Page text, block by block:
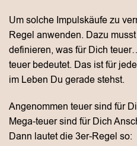
Um solche Impulskäufe zu
Regel anwenden. Dazu
definieren, was für Dich
teuer bedeutet. Das ist für
im Leben Du gerade stehst.
Angenommen teuer sind für
Mega-teuer sind für Dich
Dann lautet die 3er-Regel so: